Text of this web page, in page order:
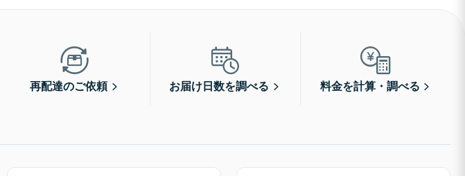
再配達のご依頼 お届け日数を調べる 料金を計算・調べる